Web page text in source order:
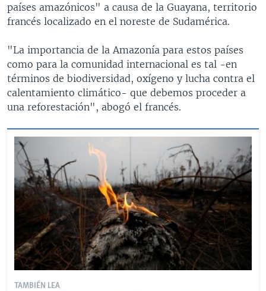
países amazónicos" a causa de la Guayana, territorio
francés localizado en el noreste de Sudamérica.
"La importancia de la Amazonía para estos países
como para la comunidad internacional es tal -en
términos de biodiversidad, oxígeno y lucha contra el
calentamiento climático- que debemos proceder a
una reforestación", abogó el francés.
TAMBIÉN LEA